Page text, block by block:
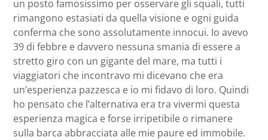
un posto famosissimo per osservare gli squali, tutti
rimangono estasiati da quella visione e ogni guida
conferma che sono assolutamente innocui. Io avevo
39 di febbre e davvero nessuna smania di essere a
stretto giro con un gigante del mare, ma tutti i
viaggiatori che incontravo mi dicevano che era
un’esperienza pazzesca e io mi fidavo di loro. Quindi
ho pensato che l’alternativa era tra vivermi questa
esperienza magica e forse irripetibile o rimanere
sulla barca abbracciata alle mie paure ed immobile.